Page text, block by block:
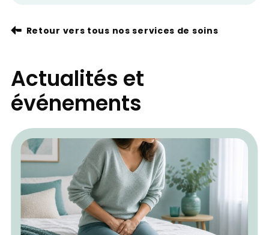
Retour vers tous nos services de soins
Actualités et
événements